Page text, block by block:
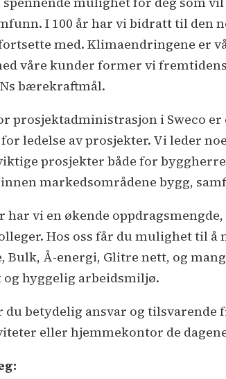
I 100 år har vi bidratt til den
med. Klimaendringene er
våre kunder former vi
bærekraftmål.
prosjektadministrasjon i Sweco er
ledelse av prosjekter. Vi leder
prosjekter både for
markedsområdene bygg,
har vi en økende
Hos oss får du mulighet til å
Bulk, Å-energi, Glitre nett, og
hyggelig arbeidsmiljø.
du betydelig ansvar og
eller hjemmekontor de